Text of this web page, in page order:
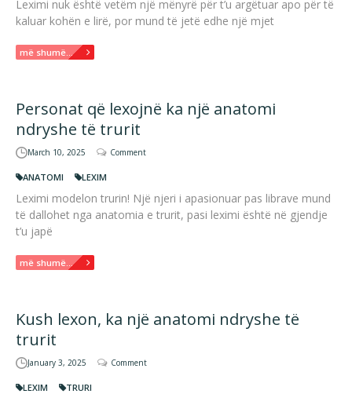
Leximi nuk është vetëm një mënyrë për t’u argëtuar apo për të
kaluar kohën e lirë, por mund të jetë edhe një mjet
më shumë...
Personat që lexojnë ka një anatomi
ndryshe të trurit
March 10, 2025 Comment
ANATOMI LEXIM
Leximi modelon trurin! Një njeri i apasionuar pas librave mund
të dallohet nga anatomia e trurit, pasi leximi është në gjendje
t’u japë
më shumë...
Kush lexon, ka një anatomi ndryshe të
trurit
January 3, 2025 Comment
LEXIM TRURI